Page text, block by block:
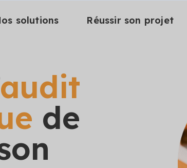
solutions Réussir son projet
audit
de